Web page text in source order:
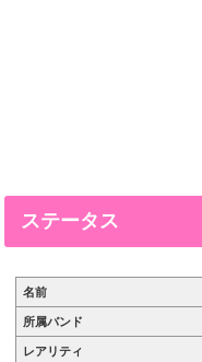
ステータス
名前
所属バンド
レアリティ